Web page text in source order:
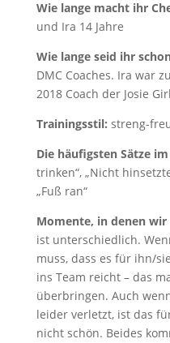
Wie lange macht ihr
und Ira 14 Jahre
Wie lange seid ihr
DMC Coaches. Ira war
2018 Coach der Josie
Trainingsstil: streng-
Die häufigsten Sätze
trinken“, „Nicht
„Fuß ran“
Momente, in denen wir
ist unterschiedlich.
muss, dass es für ihn/
ins Team reicht – das
überbringen. Auch
leider verletzt, ist das
nicht schön. Beides